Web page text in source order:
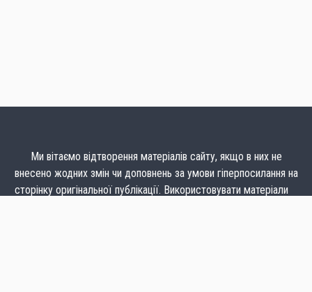
Ми вітаємо відтворення матеріалів сайту, якщо в них не
внесено жодних змін чи доповнень за умови гіперпосилання на
сторінку оригінальної публікації. Використовувати матеріали